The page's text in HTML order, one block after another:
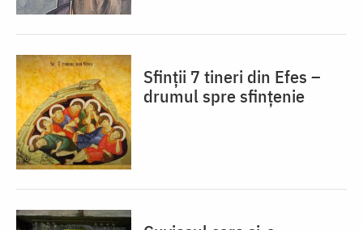
Sfinții 7 tineri din Efes –
drumul spre sfințenie